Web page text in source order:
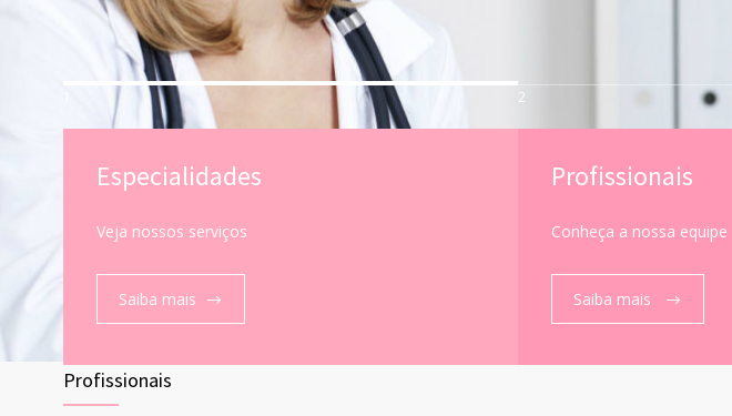
2
Especialidades
Veja nossos serviços
Saiba mais
Profissionais
Conheça a nossa equipe
Saiba mais
Profissionais